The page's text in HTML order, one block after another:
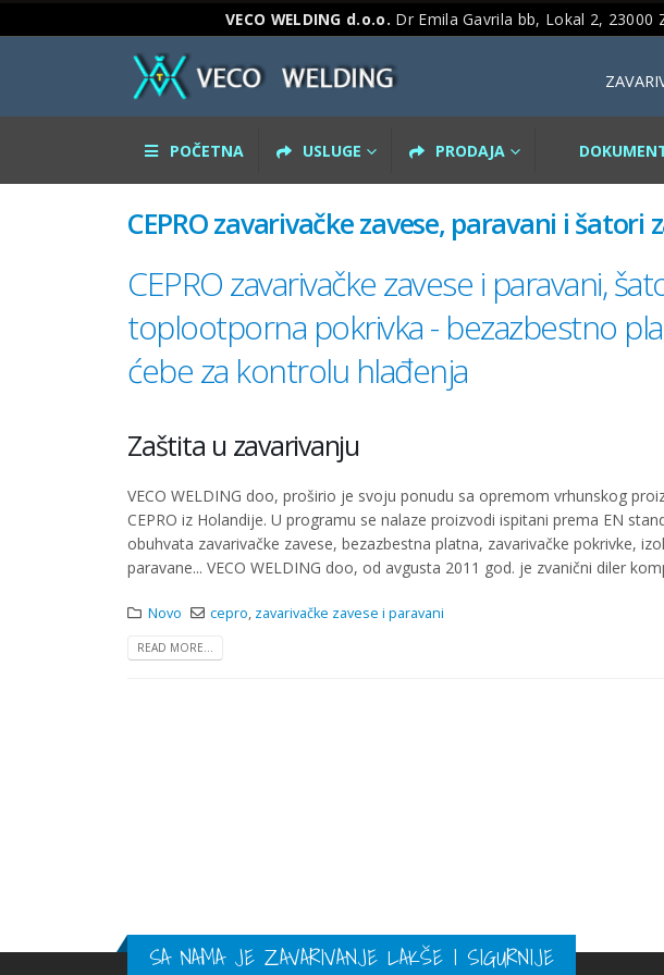
VECO WELDING d.o.o. Dr Emila Gavrila bb, Lokal 2,
POČETNA USLUGE PRODAJA
CEPRO zavarivačke zavese, paravani i šatori
CEPRO zavarivačke zavese i paravani,
toplootporna pokrivka - bezazbestno
ćebe za kontrolu hlađenja
Zaštita u zavarivanju
VECO WELDING doo, proširio je svoju ponudu sa opremom vrhunskog
CEPRO iz Holandije. U programu se nalaze proizvodi ispitani prema EN
obuhvata zavarivačke zavese, bezazbestna platna, zavarivačke pokrivke,
paravane... VECO WELDING doo, od avgusta 2011 god. je zvanični diler
Novo cepro, zavarivačke zavese i paravani
READ MORE...
SA NAMA JE ZAVARIVANJE LAKŠE I SIGURNIJE